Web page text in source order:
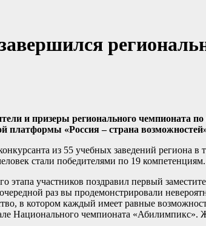
и призеры регионального чемпионата
платформы «Россия – страна
из 55 учебных заведений региона
стали победителями по 19
участников поздравил первый
раз вы продемонстрировали
в котором каждый имеет равные
Национального чемпионата